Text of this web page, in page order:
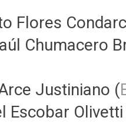
Flores
Chumacero
Justiniano (
Escobar